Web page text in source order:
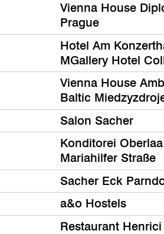
Vienna House
Prague
Hotel Am
MGallery Hotel
Vienna House
Baltic
Salon Sacher
Konditorei Oberlaa
Mariahilfer Straße
Sacher Eck
a&o Hostels
Restaurant Henrici